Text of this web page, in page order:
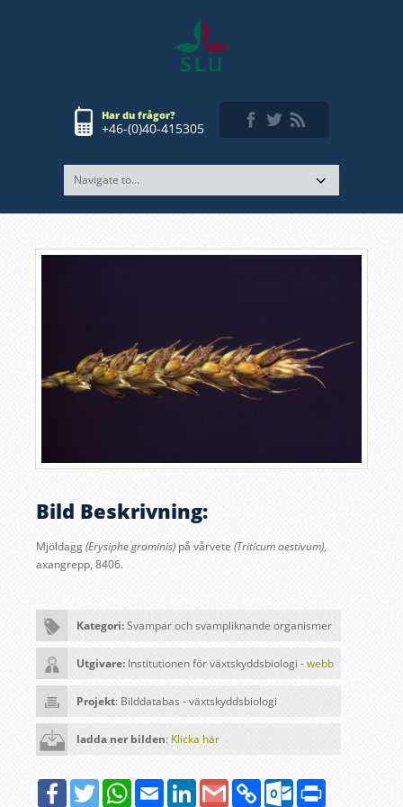
Har du frågor?
+46-(0)40-415305
Bild Beskrivning:
Mjöldagg(Erysiphe graminis) på vårvete (Triticum aestivum),
axangrepp, 8406.
Kategori:Svampar och svampliknande organismer
Utgivare: Institutionen för växtskyddsbiologi -webb
Projekt: Bilddatabas - växtskyddsbiologi
ladda ner bilden: Klicka här
FacebookTwitter WhatsAppEmail LinkedInGoogle
Gmail
Copy
Link
Outlook.com